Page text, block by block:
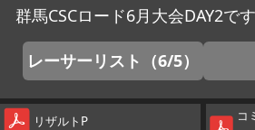
群馬CSCロード6月大会DAY2です
レーサーリスト（6/5）
リザルトP
コ